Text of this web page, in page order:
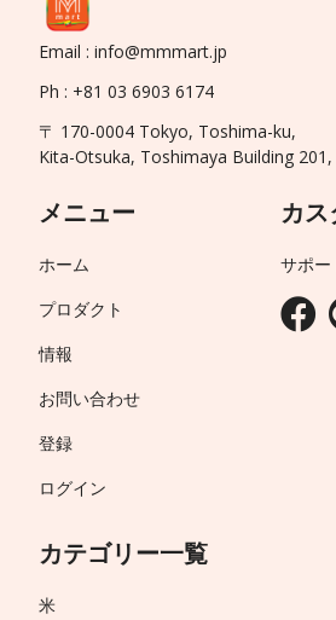
Email : info@mmmart.jp
Ph : +81 03 6903 6174
〒 170-0004 Tokyo, Toshima-ku,
Kita-Otsuka, Toshimaya Building
メニュー
ホーム
プロダクト
情報
お問い合わせ
登録
ログイン
カテゴリー一覧
米
カ
サポー